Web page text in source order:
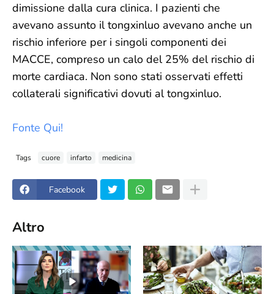
dimissione dalla cura clinica. I pazienti che
avevano assunto il tongxinluo avevano anche un
rischio inferiore per i singoli componenti dei
MACCE, compreso un calo del 25% del rischio di
morte cardiaca. Non sono stati osservati effetti
collaterali significativi dovuti al tongxinluo.
Fonte Qui!
Tags cuore infarto medicina
Facebook
Altro